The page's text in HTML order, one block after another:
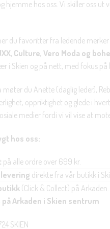
hjemme hos oss. Vi skiller oss
du favoritter fra ledende
Culture, Vero Moda og
i Skien og på nett, med fokus på
møter du Anette (daglig leder),
oppriktighet og glede i
medier fordi vi vil vise at
hos oss:
på alle ordre over 699 kr.
direkte fra vår butikk i
(Click & Collect) på Arkaden.
på Arkaden i Skien sentrum
SKIEN